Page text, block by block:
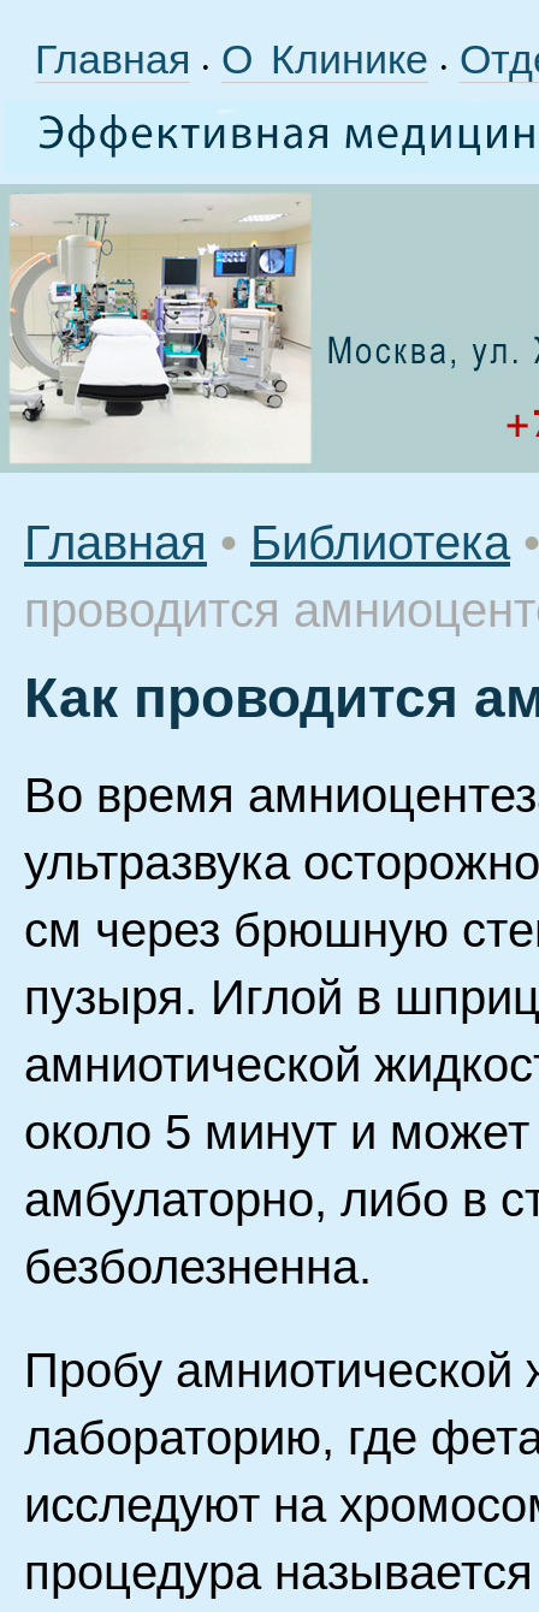
Главная • О Клинике •
Главная • Библиотека •
проводится
Как проводится
Во время
ультразвука
см через брюшную
пузыря. Иглой в
амниотической
около 5 минут и
амбулаторно, либо в
безболезненна.
Пробу амниотической
лабораторию, где
исследуют на
процедура